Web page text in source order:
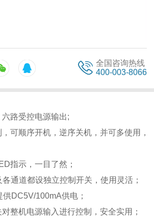
全国咨询热线
400-003-8066
路受控电源输出;
可顺序开机，逆序关机，并可多使用，
指示，一目了然；
通道都设独立控制开关，使用灵活；
DC5V/100mA供电；
整机电源输入进行控制，安全实用；